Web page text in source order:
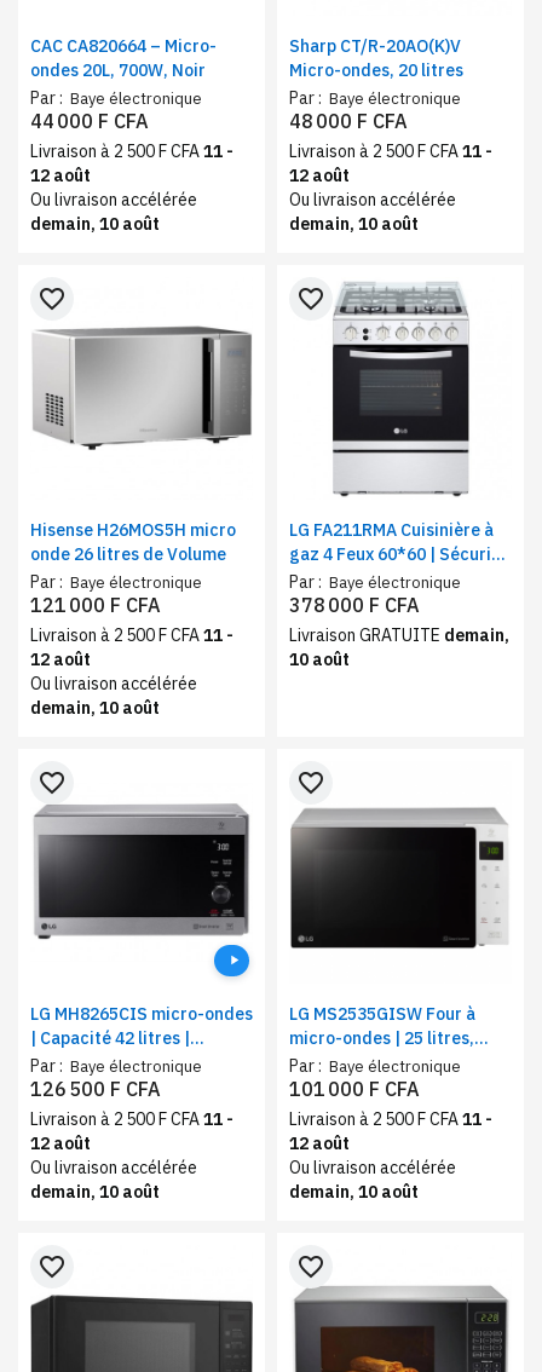
CAC CA820664 – Micro-
ondes 20L, 700W, Noir
Par : Baye électronique
44 000 F CFA
Livraison à 2 500 F CFA11 -
12 août
Ou livraison accélérée
demain, 10 août
Sharp CT/R-20AO(K)V
Micro-ondes, 20 litres
Par : Baye électronique
48 000 F CFA
Livraison à 2 500 F CFA11 -
12 août
Ou livraison accélérée
demain, 10 août
Hisense H26MOS5H micro
onde 26 litres de Volume
Par : Baye électronique
favorite_border
121 000 F CFA
Livraison à 2 500 F CFA11 -
12 août
Ou livraison accélérée
demain, 10 août
LG FA211RMA Cuisinière à
gaz 4 Feux 60*60 | Sécurité
totale | Système de
chauffage combiné
Par : Baye électronique
favorite_border
378 000 F CFA
Livraison GRATUITE demain,
10 août
LG MH8265CIS micro-ondes
| Capacité 42 litres |
couleur silver
Par : Baye électronique
favorite_border
126 500 F CFA
Livraison à 2 500 F CFA11 -
12 août
Ou livraison accélérée
demain, 10 août
LG MS2535GISW Four à
micro-ondes | 25 litres,
Blanc | Gril, écran tactile en
verre | Dual Control
Par : Baye électronique
favorite_border
101 000 F CFA
Livraison à 2 500 F CFA11 -
12 août
Ou livraison accélérée
demain, 10 août
favorite_border favorite_border